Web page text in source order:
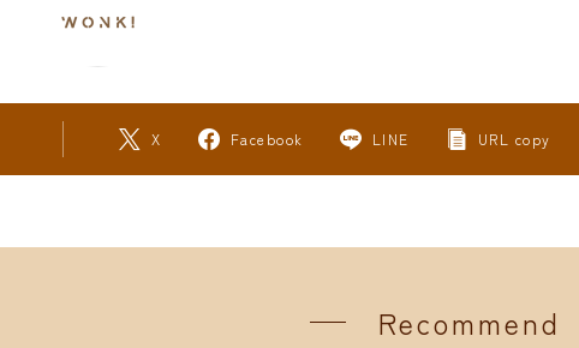
X Facebook LINE URL copy
Recommend